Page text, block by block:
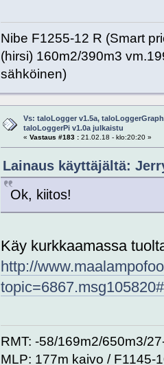
Nibe F1255-12 R (Smart
(hirsi) 160m2/390m3
sähköinen)
Vs: taloLogger v1.5a, taloLoggerGraph
taloLoggerPi v1.0a julkaistu
« Vastaus #183 :21.02.18 - klo:20:20 »
Lainaus käyttäjältä:
Ok, kiitos!
Käy kurkkaamassa
http://
RMT: -58/169m2/650m3/
MLP: 177m kaivo / F1145-